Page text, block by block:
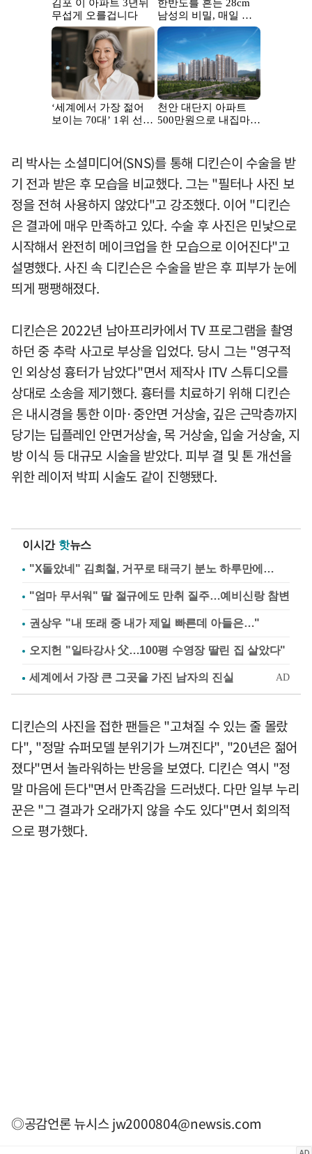
리 박사는 소셜미디어(SNS)를 통해 디킨슨이 수술을 받
기 전과 받은 후 모습을 비교했다. 그는 "필터나 사진 보
정을 전혀 사용하지 않았다"고 강조했다. 이어 "디킨슨
은 결과에 매우 만족하고 있다. 수술 후 사진은 민낯으로
시작해서 완전히 메이크업을 한 모습으로 이어진다"고
설명했다. 사진 속 디킨슨은 수술을 받은 후 피부가 눈에
띄게 팽팽해졌다.
디킨슨은 2022년 남아프리카에서 TV 프로그램을 촬영
하던 중 추락 사고로 부상을 입었다. 당시 그는 "영구적
인 외상성 흉터가 남았다"면서 제작사 ITV 스튜디오를
상대로 소송을 제기했다. 흉터를 치료하기 위해 디킨슨
은 내시경을 통한 이마·중안면 거상술, 깊은 근막층까지
당기는 딥플레인 안면거상술, 목 거상술, 입술 거상술, 지
방 이식 등 대규모 시술을 받았다. 피부 결 및 톤 개선을
위한 레이저 박피 시술도 같이 진행됐다.
이시간 핫뉴스
"X돌았네" 김희철, 거꾸로 태극기 분노 하루만에…
"엄마 무서워" 딸 절규에도 만취 질주…예비신랑 참변
권상우 "내 또래 중 내가 제일 빠른데 아들은…"
오지헌 "일타강사 父…100평 수영장 딸린 집 살았다"
디킨슨의 사진을 접한 팬들은 "고쳐질 수 있는 줄 몰랐
다", "정말 슈퍼모델 분위기가 느껴진다", "20년은 젊어
졌다"면서 놀라워하는 반응을 보였다. 디킨슨 역시 "정
말 마음에 든다"면서 만족감을 드러냈다. 다만 일부 누리
꾼은 "그 결과가 오래가지 않을 수도 있다"면서 회의적
으로 평가했다.
◎공감언론 뉴시스jw2000804@newsis.com